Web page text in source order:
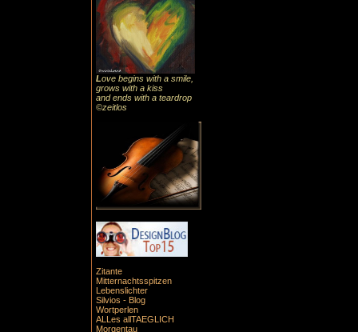
Love begins with a smile,
grows with a kiss
and ends with a teardrop
©zeitlos
Zitante
Mitternachtsspitzen
Lebenslichter
Silvios - Blog
Wortperlen
ALLes allTAEGLICH
Morgentau